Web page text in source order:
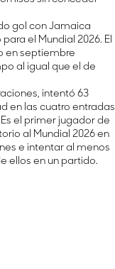
gol con Jamaica
el Mundial 2026. El
en septiembre
al igual que el de
intentó 63
en las cuatro entradas
el primer jugador de
al Mundial 2026 en
e intentar al menos
ellos en un partido.